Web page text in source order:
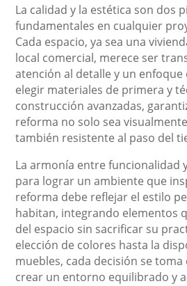
La calidad y la estética son dos
fundamentales en cualquier
Cada espacio, ya sea una
local comercial, merece ser
atención al detalle y un enfoque
elegir materiales de primera y
construcción avanzadas,
reforma no solo sea
también resistente al paso del
La armonía entre funcionalidad
para lograr un ambiente que
reforma debe reflejar el estilo
habitan, integrando elementos
del espacio sin sacrificar su
elección de colores hasta la
muebles, cada decisión se
crear un entorno equilibrado y